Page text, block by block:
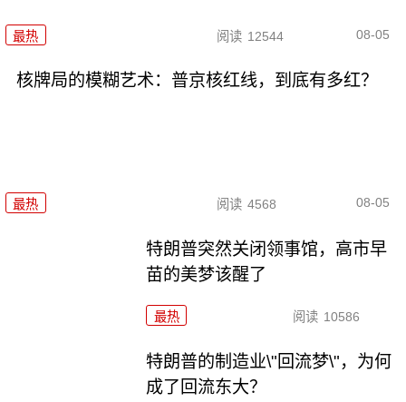
最热 阅读 12544 08-05
核牌局的模糊艺术：普京核红线，到底有多红？
最热 阅读 4568 08-05
特朗普突然关闭领事馆，高市早
苗的美梦该醒了
最热 阅读 10586
特朗普的制造业\"回流梦\"，为何
成了回流东大？